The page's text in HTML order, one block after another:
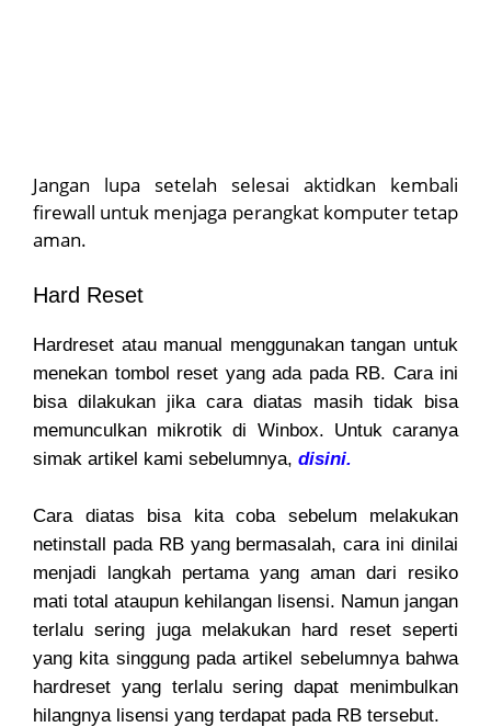
Jangan lupa setelah selesai aktidkan kembali
firewall untuk menjaga perangkat komputer tetap
aman.
Hard Reset
Hardreset atau manual menggunakan tangan untuk
menekan tombol reset yang ada pada RB. Cara ini
bisa dilakukan jika cara diatas masih tidak bisa
memunculkan mikrotik di Winbox. Untuk caranya
simak artikel kami sebelumnya, disini.
Cara diatas bisa kita coba sebelum melakukan
netinstall pada RB yang bermasalah, cara ini dinilai
menjadi langkah pertama yang aman dari resiko
mati total ataupun kehilangan lisensi. Namun jangan
terlalu sering juga melakukan hard reset seperti
yang kita singgung pada artikel sebelumnya bahwa
hardreset yang terlalu sering dapat menimbulkan
hilangnya lisensi yang terdapat pada RB tersebut.